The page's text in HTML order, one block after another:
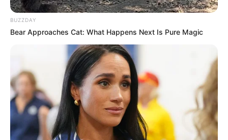
Veja também:
Como Fazer Macramê para Suporte de Plantas:
BUZZDAY
Bear Approaches Cat: What Happens Next Is Pure Magic